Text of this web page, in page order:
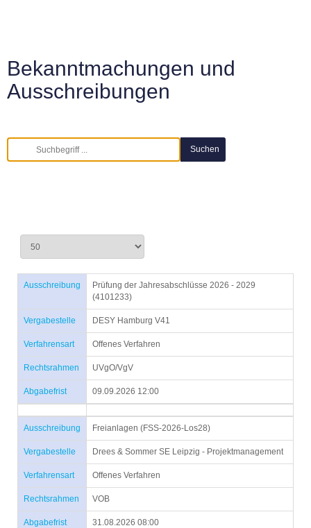
Bekanntmachungen und
Ausschreibungen
Ausschreibung
Prüfung der Jahresabschlüsse 2026 - 2029
(4101233)
Vergabestelle DESY Hamburg V41
Verfahrensart Offenes Verfahren
Rechtsrahmen UVgO/VgV
Abgabefrist 09.09.2026 12:00
Ausschreibung Freianlagen (FSS-2026-Los28)
Vergabestelle Drees & Sommer SE Leipzig - Projektmanagement
Verfahrensart Offenes Verfahren
Rechtsrahmen VOB
Abgabefrist 31.08.2026 08:00